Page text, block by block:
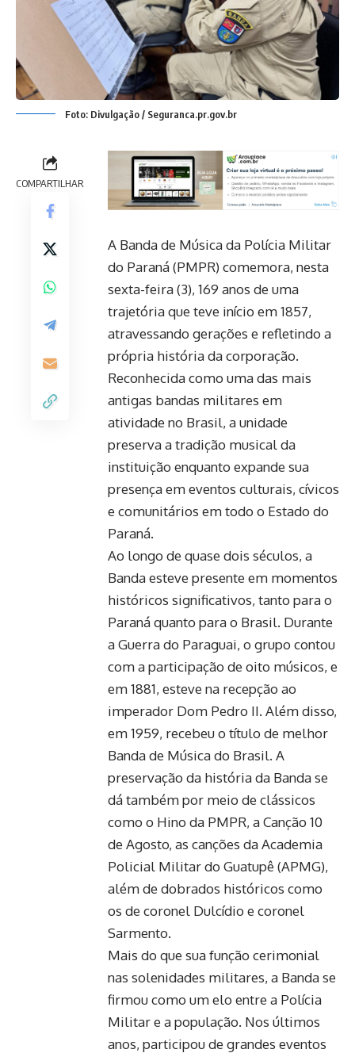
Foto: Divulgação / Seguranca.pr.gov.br
COMPARTILHAR
A Banda de Música da Polícia Militar
do Paraná (PMPR) comemora, nesta
sexta-feira (3), 169 anos de uma
trajetória que teve início em 1857,
atravessando gerações e refletindo a
própria história da corporação.
Reconhecida como uma das mais
antigas bandas militares em
atividade no Brasil, a unidade
preserva a tradição musical da
instituição enquanto expande sua
presença em eventos culturais, cívicos
e comunitários em todo o Estado do
Paraná.
Ao longo de quase dois séculos, a
Banda esteve presente em momentos
históricos significativos, tanto para o
Paraná quanto para o Brasil. Durante
a Guerra do Paraguai, o grupo contou
com a participação de oito músicos, e
em 1881, esteve na recepção ao
imperador Dom Pedro II. Além disso,
em 1959, recebeu o título de melhor
Banda de Música do Brasil. A
preservação da história da Banda se
dá também por meio de clássicos
como o Hino da PMPR, a Canção 10
de Agosto, as canções da Academia
Policial Militar do Guatupê (APMG),
além de dobrados históricos como
os de coronel Dulcídio e coronel
Sarmento.
Mais do que sua função cerimonial
nas solenidades militares, a Banda se
firmou como um elo entre a Polícia
Militar e a população. Nos últimos
anos, participou de grandes eventos